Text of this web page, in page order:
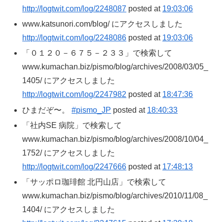
http://logtwit.com/log/2248087 posted at 19:03:06
www.katsunori.com/blog/ にアクセスしました
http://logtwit.com/log/2248086 posted at 19:03:06
「０１２０－６７５－２３３」で検索して
www.kumachan.biz/pismo/blog/archives/2008/03/05_
1405/ にアクセスしました
http://logtwit.com/log/2247982 posted at 18:47:36
ひまだぞ〜。#pismo_JP posted at 18:40:33
「社内SE 病院」で検索して
www.kumachan.biz/pismo/blog/archives/2008/10/04_
1752/ にアクセスしました
http://logtwit.com/log/2247666 posted at 17:48:13
「サッポロ珈琲館 北円山店」で検索して
www.kumachan.biz/pismo/blog/archives/2010/11/08_
1404/ にアクセスしました